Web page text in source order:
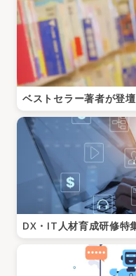
ベストセラー著者が登
DX・IT人材育成研修特